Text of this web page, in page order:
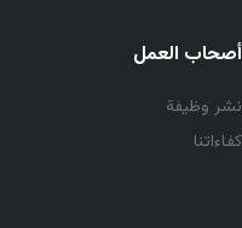
أصحاب العمل
نشر وظيفة
كفاءاتنا